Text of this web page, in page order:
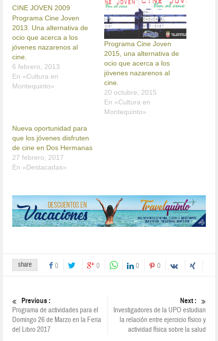
Programa Cine Joven
2013. Una alternativa de
ocio que acerca a los
jóvenes nazarenos al
cine.
6 febrero, 2013
En «Cultura en
Montequinto»
Programa Cine Joven
2015, una alternativa de
ocio que acerca a los
jóvenes nazarenos al
cine.
20 octubre, 2015
En «Cultura en
Montequinto»
Nueva oportunidad para
que los jóvenes disfruten
de cine en Dos Hermanas
27 febrero, 2017
En «Destacadas»
share 0 0 0 0
Previous :
Programa de actividades para el
Domingo 26 de Marzo en la Feria
del Libro 2017
Next :
Investigadores de la UPO estudian
la relación entre ejercicio físico y
actividad física sobre la salud